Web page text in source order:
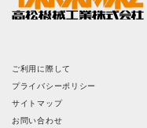
ご利用に際して
プライバシーポリシー
サイトマップ
お問い合わせ